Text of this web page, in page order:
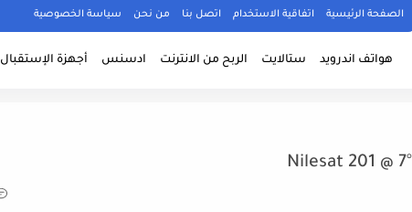
الصفحة الرئيسية اتفاقية الاستخدام اتصل بنا من نحن سياسة الخصوصية
هواتف اندرويد ستالايت الربح من الانترنت ادسنس أجهزة الإستقبال